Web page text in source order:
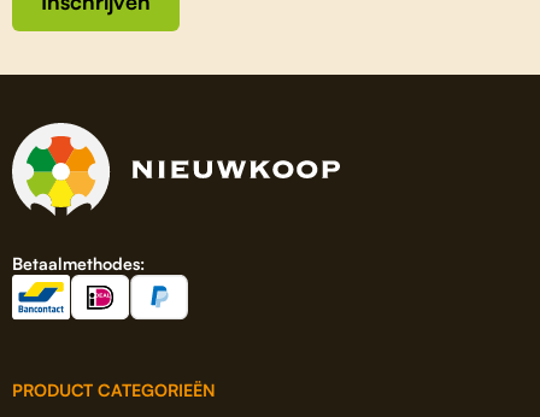
Betaalmethodes:
PRODUCT CATEGORIEËN